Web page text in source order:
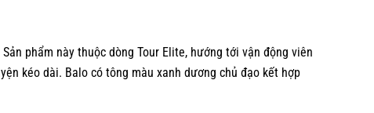
phẩm này thuộc dòng Tour Elite, hướng tới vận động viên
kéo dài. Balo có tông màu xanh dương chủ đạo kết hợp